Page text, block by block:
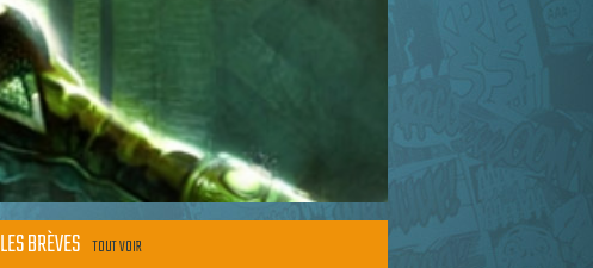
LES BRÈVES TOUT VOIR